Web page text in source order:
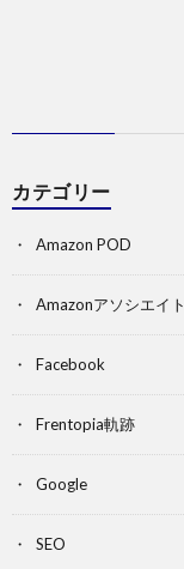
カテゴリー
Amazon POD
Amazonアソシエイト
Facebook
Frentopia軌跡
Google
SEO